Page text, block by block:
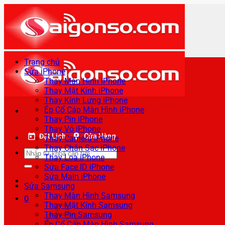
qua
nội
dung
Đặt Lịch Cửa Hàng
Tìm
kiếm:
0
Trang chủ
Sửa iPhone
Thay Màn Hình iPhone
Thay Mặt Kính iPhone
Thay Kính Lưng iPhone
Ép Cổ Cáp Màn Hình iPhone
Thay Pin iPhone
Thay Vỏ iPhone
Thay Camera iPhone
Thay Chân Sạc iPhone
Thay Loa iPhone
Sửa Face ID iPhone
Sửa Main iPhone
Sửa Samsung
Thay Màn Hình Samsung
Thay Mặt Kính Samsung
Thay Pin Samsung